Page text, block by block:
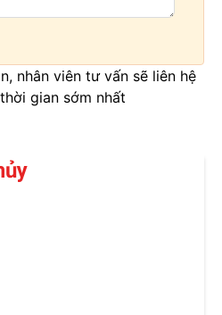
nhân viên tư vấn sẽ liên hệ
gian sớm nhất